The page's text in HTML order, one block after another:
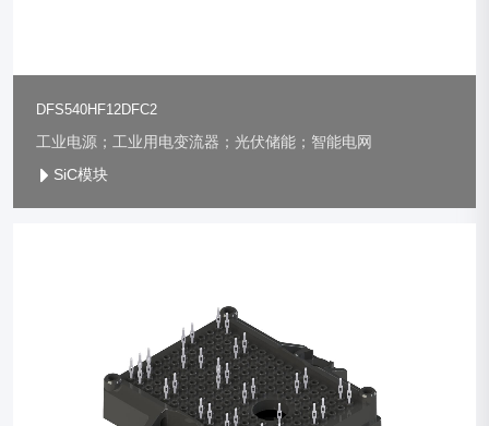
DFS540HF12DFC2
工业电源；工业用电变流器；光伏储能；智能电网
SiC模块